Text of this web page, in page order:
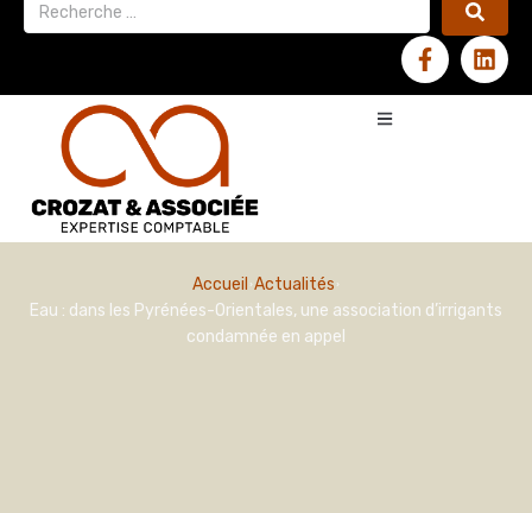
Accueil Actualités
Eau : dans les Pyrénées-Orientales, une association d’irrigants
condamnée en appel